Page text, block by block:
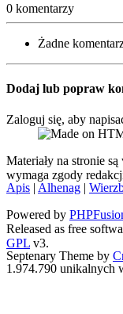
0 komentarzy
Żadne
Dodaj lub popraw
Zaloguj się, aby
Materiały na stronie
wymaga zgody
Apis | Alhenag |
Powered by
Released as free
GPL v3.
Septenary Theme by
1.974.790 unikalnych